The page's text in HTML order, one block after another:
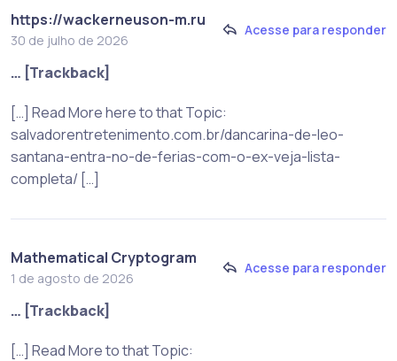
https://wackerneuson-m.ru
30 de julho de 2026
Acesse para responder
… [Trackback]
[…] Read More here to that Topic:
salvadorentretenimento.com.br/dancarina-de-leo-
santana-entra-no-de-ferias-com-o-ex-veja-lista-
completa/ […]
Mathematical Cryptogram
1 de agosto de 2026
Acesse para responder
… [Trackback]
[…] Read More to that Topic: